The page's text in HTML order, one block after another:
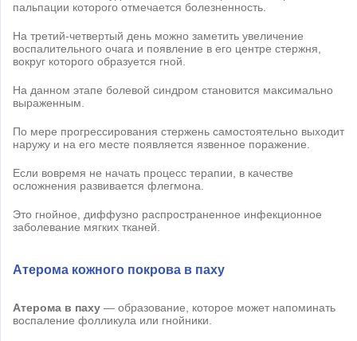
пальпации которого отмечается болезненность.
На третий-четвертый день можно заметить увеличение
воспалительного очага и появление в его центре стержня,
вокруг которого образуется гной.
На данном этапе болевой синдром становится максимально
выраженным.
По мере прогрессирования стержень самостоятельно выходит
наружу и на его месте появляется язвенное поражение.
Если вовремя не начать процесс терапии, в качестве
осложнения развивается флегмона.
Это гнойное, диффузно распространенное инфекционное
заболевание мягких тканей.
Атерома кожного покрова в паху
Атерома в паху — образование, которое может напоминать
воспаление фолликула или гнойники.